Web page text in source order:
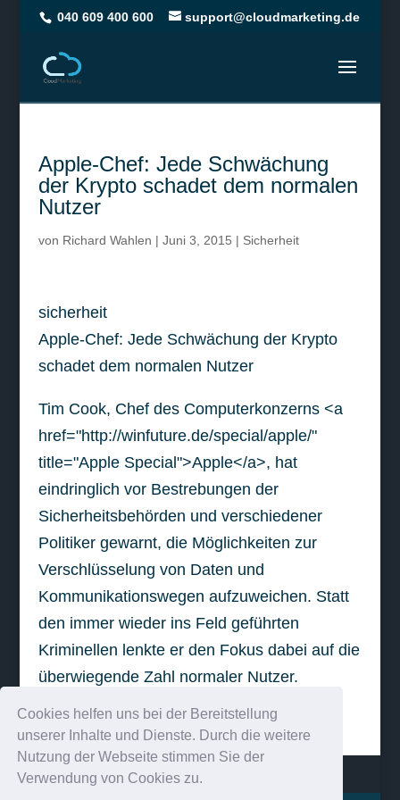
Cookies helfen uns bei der Bereitstellung
unserer Inhalte und Dienste. Durch die weitere
Nutzung der Webseite stimmen Sie der
Verwendung von Cookies zu.
040 609 400 600 support@cloudmarketing.de
Apple-Chef: Jede Schwächung
der Krypto schadet dem normalen
Nutzer
von Richard Wahlen | Juni 3, 2015 | Sicherheit
sicherheit
Apple-Chef: Jede Schwächung der Krypto
schadet dem normalen Nutzer
Tim Cook, Chef des Computerkonzerns <a
href="http://winfuture.de/special/apple/"
title="Apple Special">Apple</a>, hat
eindringlich vor Bestrebungen der
Sicherheitsbehörden und verschiedener
Politiker gewarnt, die Möglichkeiten zur
Verschlüsselung von Daten und
Kommunikationswegen aufzuweichen. Statt
den immer wieder ins Feld geführten
Kriminellen lenkte er den Fokus dabei auf die
überwiegende Zahl normaler Nutzer.
weiterlesen